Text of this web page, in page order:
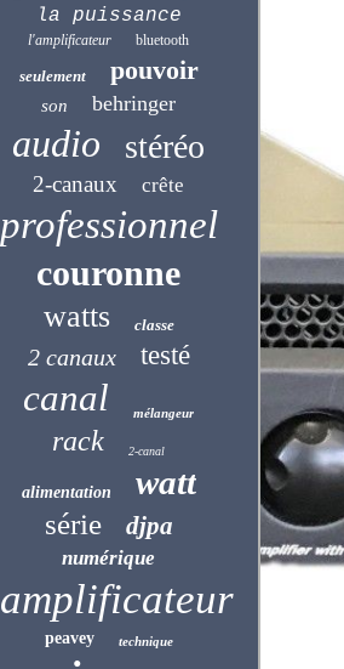
la puissance
l'amplificateur bluetooth
seulement pouvoir
son behringer
audio stéréo
2-canaux crête
professionnel
couronne
watts classe
2 canaux testé
canal mélangeur
rack 2-canal
alimentation watt
série djpa
numérique
amplificateur
peavey technique